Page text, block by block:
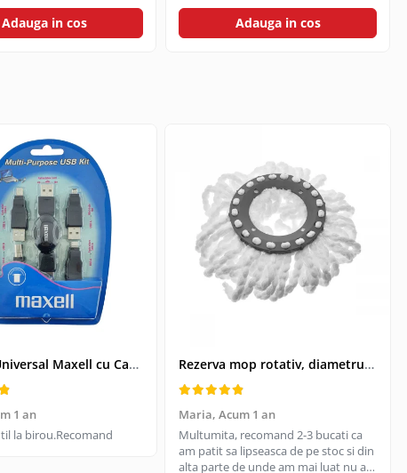
Adauga in cos Adauga in cos
Kit USB Universal Maxell cu Cablu Retractabil si 4 Adaptoare, Husa Protectoare - Conectivitate pentru Dispozitive Vechi si Noi
1 an
la birou.Recomand
Rezerva mop rotativ, diametrul parte prindere 16 cm, microfibre cu lungime de 15 cm, alba
Maria, Acum 1 an
Multumita, recomand 2-3 bucati ca
am patit sa lipseasca de pe stoc si din
alta parte de unde am mai luat nu are